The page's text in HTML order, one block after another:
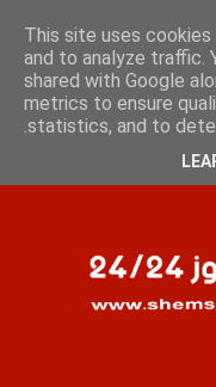
This site uses
and to analyze traffic.
shared with Google
metrics to ensure
statistics, and to